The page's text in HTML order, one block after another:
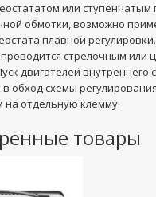
или
обмотки, возможно
плавной
проводится стрелочным или
двигателей внутреннего
в обход схемы
отдельную клемму.
товары